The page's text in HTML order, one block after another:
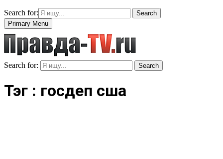
Search for:
Search
Primary Menu
Search for: Search
Тэг : госдеп сша